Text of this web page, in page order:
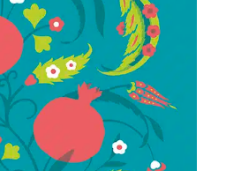
Design
NOVUM
Vorschauen
Sale